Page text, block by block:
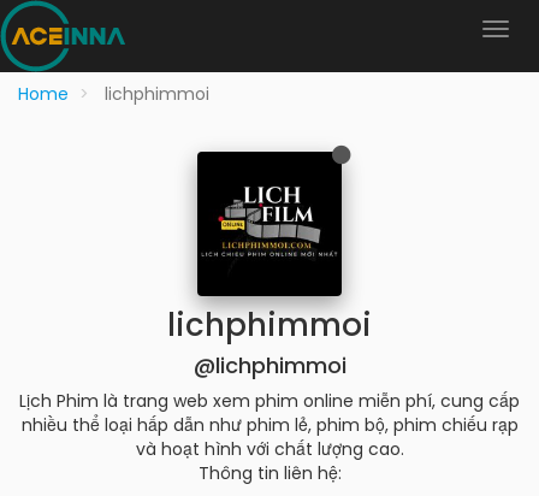
Home lichphimmoi
lichphimmoi
@lichphimmoi
Lịch Phim là trang web xem phim online miễn phí, cung cấp
nhiều thể loại hấp dẫn như phim lẻ, phim bộ, phim chiếu rạp
và hoạt hình với chất lượng cao.
Thông tin liên hệ: